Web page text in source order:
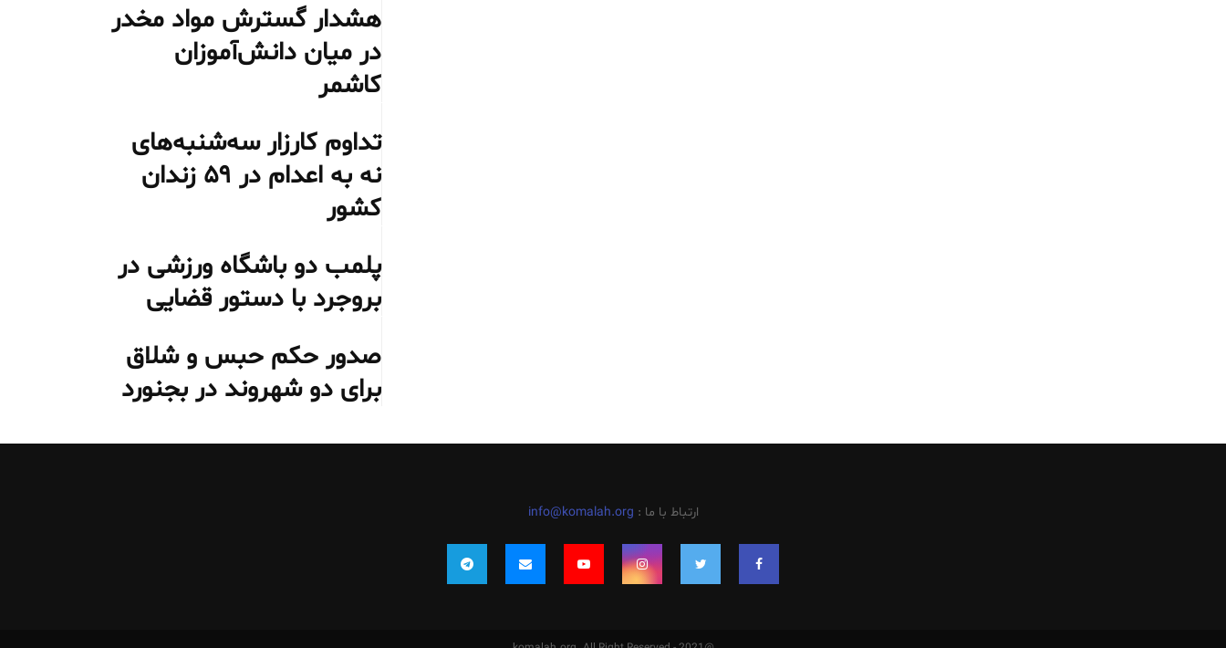
هشدار گسترش مواد مخدر
در میان دانش‌آموزان
کاشمر
تداوم کارزار سه‌شنبه‌های
نه به اعدام در ۵۹ زندان
کشور
پلمب دو باشگاه ورزشی در
بروجرد با دستور قضایی
صدور حکم حبس و شلاق
برای دو شهروند در بجنورد
ارتباط با ما : info@komalah.org